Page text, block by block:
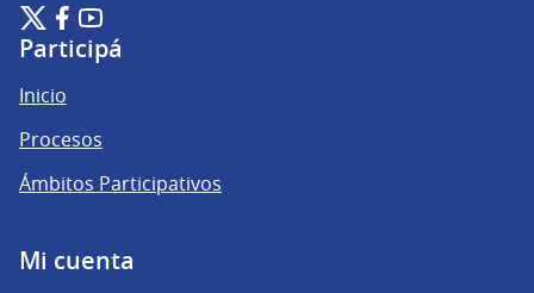
Plataforma de Participación Ciudadana Digital en X
(Enlace externo)
Plataforma de Participación Ciudadana Digital en Facebook
(Enlace externo)
Plataforma de Participación Ciudadana Digital en
(Enlace externo)
Participá
Inicio
Procesos
Ámbitos Participativos
Mi cuenta